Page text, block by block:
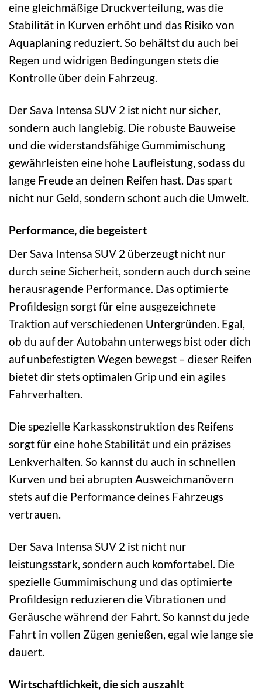
eine gleichmäßige Druckverteilung, was die
Stabilität in Kurven erhöht und das Risiko von
Aquaplaning reduziert. So behältst du auch bei
Regen und widrigen Bedingungen stets die
Kontrolle über dein Fahrzeug.
Der Sava Intensa SUV 2 ist nicht nur sicher,
sondern auch langlebig. Die robuste Bauweise
und die widerstandsfähige Gummimischung
gewährleisten eine hohe Laufleistung, sodass du
lange Freude an deinen Reifen hast. Das spart
nicht nur Geld, sondern schont auch die Umwelt.
Performance, die begeistert
Der Sava Intensa SUV 2 überzeugt nicht nur
durch seine Sicherheit, sondern auch durch seine
herausragende Performance. Das optimierte
Profildesign sorgt für eine ausgezeichnete
Traktion auf verschiedenen Untergründen. Egal,
ob du auf der Autobahn unterwegs bist oder dich
auf unbefestigten Wegen bewegst – dieser Reifen
bietet dir stets optimalen Grip und ein agiles
Fahrverhalten.
Die spezielle Karkasskonstruktion des Reifens
sorgt für eine hohe Stabilität und ein präzises
Lenkverhalten. So kannst du auch in schnellen
Kurven und bei abrupten Ausweichmanövern
stets auf die Performance deines Fahrzeugs
vertrauen.
Der Sava Intensa SUV 2 ist nicht nur
leistungsstark, sondern auch komfortabel. Die
spezielle Gummimischung und das optimierte
Profildesign reduzieren die Vibrationen und
Geräusche während der Fahrt. So kannst du jede
Fahrt in vollen Zügen genießen, egal wie lange sie
dauert.
Wirtschaftlichkeit, die sich auszahlt